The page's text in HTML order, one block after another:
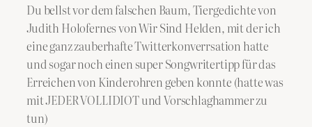
Du bellst vor dem falschen Baum, Tiergedichte von
Judith Holofernes von Wir Sind Helden, mit der ich
eine ganz zauberhafte Twitterkonverrsation hatte
und sogar noch einen super Songwritertipp für das
Erreichen von Kinderohren geben konnte (hatte was
mit JEDER VOLLIDIOT und Vorschlaghammer zu
tun)